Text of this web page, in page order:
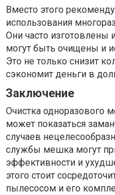
Вместо этого
использования
Они часто изготовлены
могут быть очищены и
Это не только снизит
сэкономит деньги в
Заключение
Очистка одноразового
может показаться
случаев
службы мешка могут
эффективности и
этого стоит
пылесосом и его